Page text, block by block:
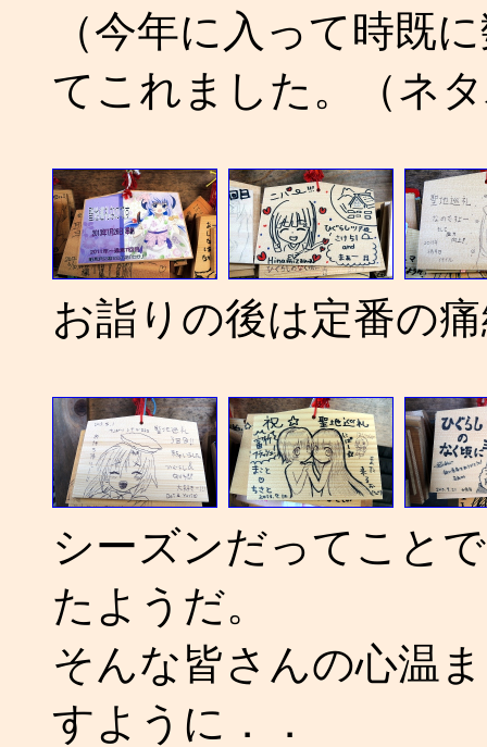
（今年に入って時既
てこれました。（ネ
お詣りの後は定番の
シーズンだってこと
たようだ。
そんな皆さんの心温
すように．．